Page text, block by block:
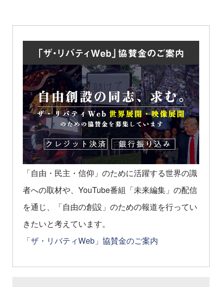
「自由・民主・信仰」のために活躍する世界の識
者への取材や、YouTube番組「未来編集」の配信
を通じ、「自由の創設」のための報道を行ってい
きたいと考えています。
「ザ・リバティWeb」協賛金のご案内